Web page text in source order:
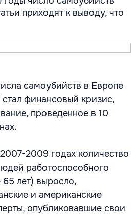
приходят к выводу, что
самоубийств в Европе
стал финансовый кризис,
проведенное в 10
2009 годах количество
работоспособного
лет) выросло,
и американские
опубликовавшие свои